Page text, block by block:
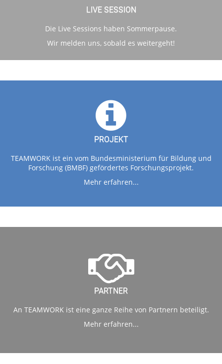
LIVE SESSION
Die Live Sessions haben Sommerpause.
Wir melden uns, sobald es weitergeht!
PROJEKT
TEAMWORK ist ein vom Bundesministerium für Bildung und
Forschung (BMBF) gefördertes Forschungsprojekt.
Mehr erfahren...
PARTNER
An TEAMWORK ist eine ganze Reihe von Partnern beteiligt.
Mehr erfahren...